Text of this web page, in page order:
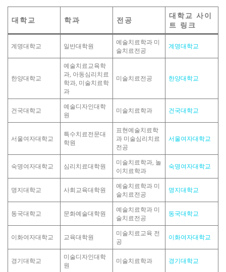
대학교 학과 전공
대학교 사이
트 링크
계명대학교 일반대학원
예술치료학과 미
술치료전공
계명대학교
한양대학교
예술치료교육학
과, 아동심리치료
학과, 미술치료학
과
미술치료전공 한양대학교
건국대학교
예술디자인대학
원
미술치료학과 건국대학교
서울여자대학교
특수치료전문대
학원
표현예술치료학
과 미술심리치료
전공
서울여자대학교
숙명여자대학교 심리치료대학원
미술치료학과, 놀
이치료학과
숙명여자대학교
명지대학교 사회교육대학원
예술치료학과 미
술치료전공
명지대학교
동국대학교 문화예술대학원
예술치료학과 미
술치료전공
동국대학교
이화여자대학교 교육대학원
미술치료교육 전
공
이화여자대학교
경기대학교
미술디자인대학
원
미술치료학과 경기대학교